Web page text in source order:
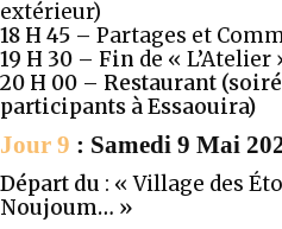
extérieur)
18 H 45 – Partages et
19 H 30 – Fin de «
20 H 00 – Restaurant
participants à Essaouira)
Jour 9 : Samedi 9 Mai
Départ du : « Village des
Noujoum… »